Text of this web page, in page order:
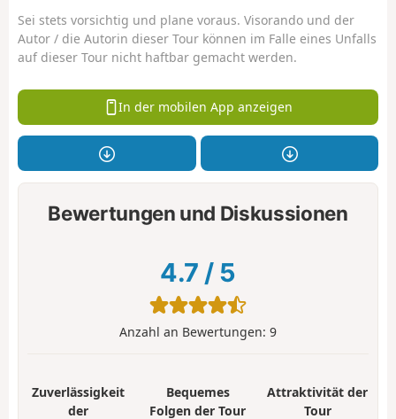
Sei stets vorsichtig und plane voraus. Visorando und der
Autor / die Autorin dieser Tour können im Falle eines Unfalls
auf dieser Tour nicht haftbar gemacht werden.
In der mobilen App anzeigen
Bewertungen und Diskussionen
4.7 / 5
Anzahl an Bewertungen: 9
Zuverlässigkeit
der
Bequemes
Folgen der Tour
Attraktivität der
Tour